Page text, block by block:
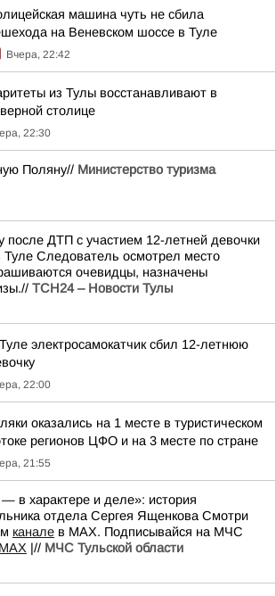
машина чуть не сбила
на Веневском шоссе в Туле
Вчера, 22:42
из Тулы восстанавливают в
столице
22:30
Поляну// Министерство туризма
после ДТП с участием 12-летней девочки
Следователь осмотрел место
очевидцы, назначены
ТСН24 – Новости Тулы
электросамокатчик сбил 12-летнюю
22:00
оказались на 1 месте в туристическом
регионов ЦФО и на 3 месте по стране
21:55
характере и деле»: история
отдела Сергея Ященкова Смотри
канале в МАХ. Подписывайся на МЧС
MAX |// МЧС Тульской области